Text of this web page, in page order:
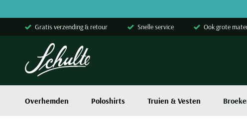
Gratis verzending & retour Snelle service Ook grote
Overhemden Poloshirts Truien & Vesten